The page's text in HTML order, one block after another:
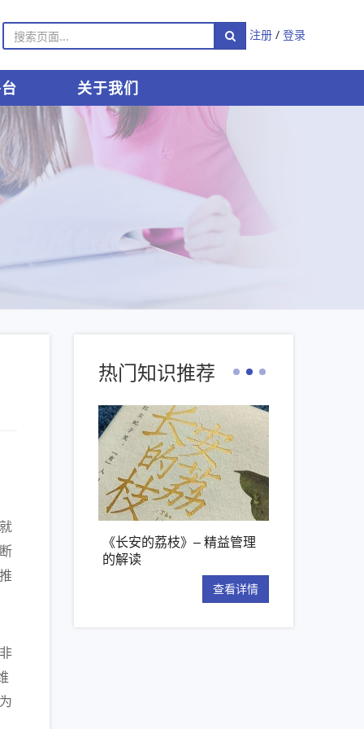
注册 / 登录
关于我们
热门知识推荐
心工具：解析
《长安的荔枝》– 精益管理
的解读
查看详情